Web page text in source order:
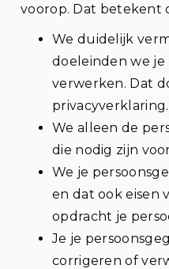
voorop. Dat betekent
We duidelijk
doeleinden we je
verwerken. Dat
privacyverklaring.
We alleen de
die nodig zijn
We je
en dat ook eisen
opdracht je
Je je
corrigeren of